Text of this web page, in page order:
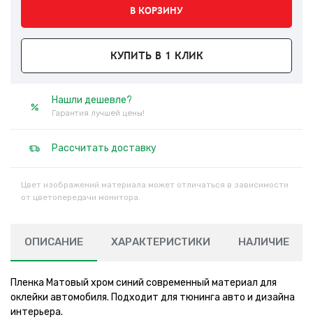
В КОРЗИНУ
КУПИТЬ В 1 КЛИК
Нашли дешевле?
Гарантия лучшей цены!
Рассчитать доставку
Цвет изображений материала может отличаться в зависимости
от цветопередачи монитора.
ОПИСАНИЕ ХАРАКТЕРИСТИКИ НАЛИЧИЕ
Пленка Матовый хром синий современный материал для
оклейки автомобиля. Подходит для тюнинга авто и дизайна
интерьера.